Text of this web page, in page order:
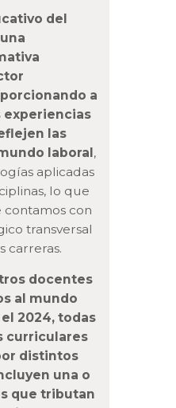
del
a
experiencias
las
laboral,
aplicadas
lo que
con
transversal
carreras.
docentes
al mundo
2024, todas
curriculares
distintos
una o
que tributan